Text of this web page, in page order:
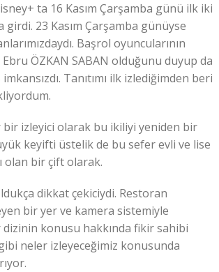
ta 16 Kasım Çarşamba günü ilk iki
girdi. 23 Kasım Çarşamba günüyse
Başrol oyuncularının
Ebru ÖZKAN SABAN olduğunu duyup da
Tanıtımı ilk izlediğimden beri
bir izleyici olarak bu ikiliyi yeniden bir
keyifti üstelik de bu sefer evli ve lise
olan bir çift olarak.
dikkat çekiciydi. Restoran
bir yer ve kamera sistemiyle
konusu hakkında fikir sahibi
gibi neler izleyeceğimiz konusunda